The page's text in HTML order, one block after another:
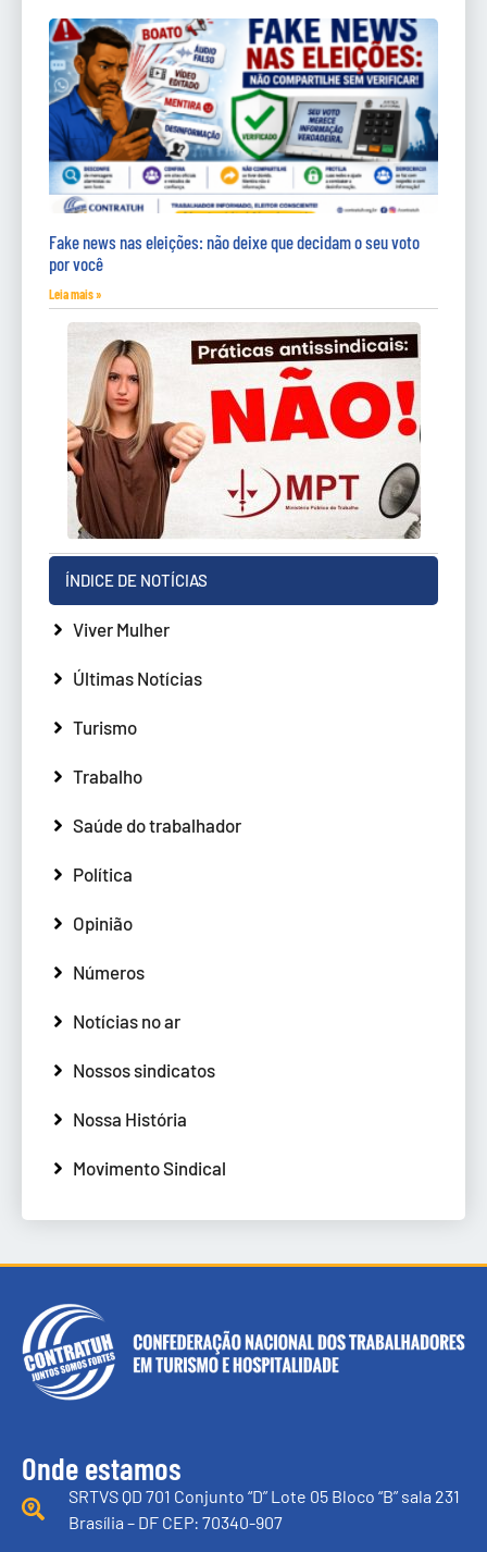
Fake news nas eleições: não deixe que decidam o seu voto
por você
Leia mais »
ÍNDICE DE NOTÍCIAS
Viver Mulher
Últimas Notícias
Turismo
Trabalho
Saúde do trabalhador
Política
Opinião
Números
Notícias no ar
Nossos sindicatos
Nossa História
Movimento Sindical
Onde estamos
SRTVS QD 701 Conjunto “D” Lote 05 Bloco “B” sala 231
Brasília – DF CEP: 70340-907